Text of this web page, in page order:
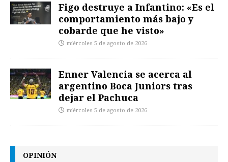
Figo destruye a Infantino: «Es el
comportamiento más bajo y
cobarde que he visto»
miércoles 5 de agosto de 2026
Enner Valencia se acerca al
argentino Boca Juniors tras
dejar el Pachuca
miércoles 5 de agosto de 2026
OPINIÓN